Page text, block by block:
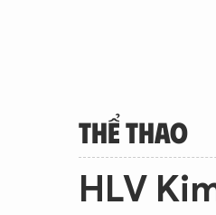
THỂ THAO
HLV